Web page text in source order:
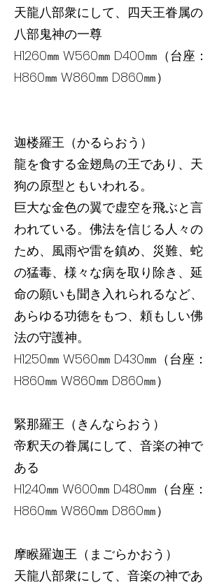
天龍八部衆にして、四天王眷属の
八部鬼神の一尊
H1260㎜ W560㎜ D400㎜（台座：
H860㎜ W860㎜ D860㎜）
迦楼羅王（かるらおう）
龍を食する金翅鳥の王であり、天
狗の原型ともいわれる。
巨大な金色の翼で虚空を飛ぶと言
われている。佛法を信じる人々の
ため、風雨や雷を鎮め、災難、蛇
の猛毒、様々な病を取り除き、延
命の願いも聞き入れられるなど、
あらゆる功徳をもつ、頼もしい佛
法の守護神。
H1250㎜ W560㎜ D430㎜（台座：
H860㎜ W860㎜ D860㎜）
緊那羅王（きんならおう）
帝釈天の眷属にして、音楽の神で
ある
H1240㎜ W600㎜ D480㎜（台座：
H860㎜ W860㎜ D860㎜）
摩睺羅迦王（まごらかおう）
天龍八部衆にして、音楽の神であ